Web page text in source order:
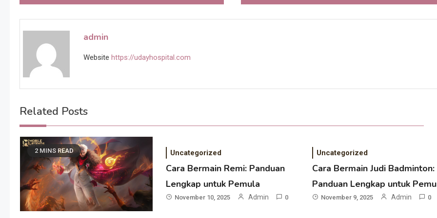
navigation
admin
Website https://udayhospital.com
Related Posts
2 MINS READ Uncategorized
Cara Bermain Remi: Panduan
Lengkap untuk Pemula
November 10, 2025 Admin 0
Uncategorized
Cara Bermain Judi Badminton:
Panduan Lengkap untuk
November 9, 2025 Admin 0